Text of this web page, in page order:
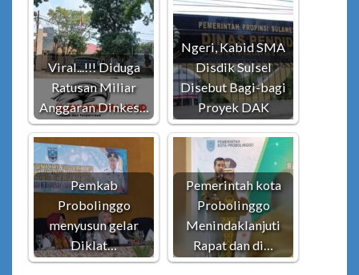
Viral...!!! Diduga
Ratusan Miliar
Anggaran Dinkes…
Ngeri, Kabid SMA
Disdik Sulsel
Disebut Bagi-bagi
Proyek DAK
Pemkab
Probolinggo
menyusun gelar
Diklat…
Pemerintah kota
Probolinggo
Menindaklanjuti
Rapat dan di…